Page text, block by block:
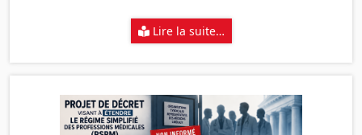
Lire la suite…